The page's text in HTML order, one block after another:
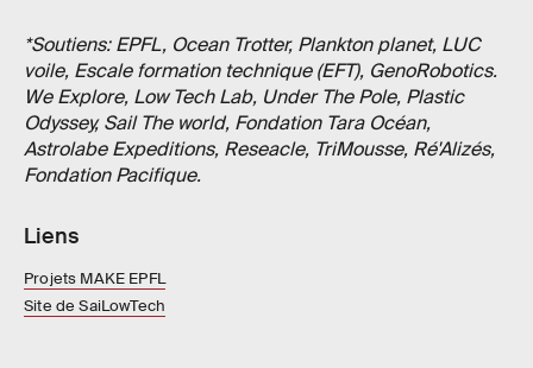
*Soutiens: EPFL, Ocean Trotter, Plankton planet, LUC
voile, Escale formation technique (EFT), GenoRobotics.
We Explore, Low Tech Lab, Under The Pole, Plastic
Odyssey, Sail The world, Fondation Tara Océan,
Astrolabe Expeditions, Reseacle, TriMousse, Ré'Alizés,
Fondation Pacifique.
Liens
Projets MAKE EPFL
Site de SaiLowTech